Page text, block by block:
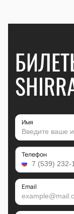
Имя
Телефон
Email